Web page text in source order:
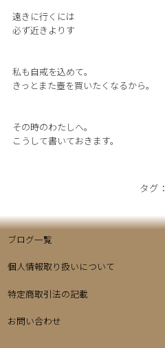
遠きに行くには
必ず近きよりす
私も自戒を込めて。
きっとまた壺を買いたくなるから。
その時のわたしへ。
こうして書いておきます。
タグ：
ブログ一覧
個人情報取り扱いについて
特定商取引法の記載
お問い合わせ